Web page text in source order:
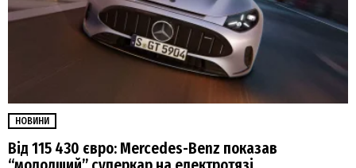
НОВИНИ
Від 115 430 євро: Mercedes-Benz показав